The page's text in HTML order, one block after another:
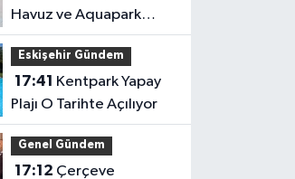
Havuz ve Aquapark
Açılışa Gün Sayıyor
Eskişehir Gündem
17:41
Plajı O Tarihte Açılıyor
Genel Gündem
17:12